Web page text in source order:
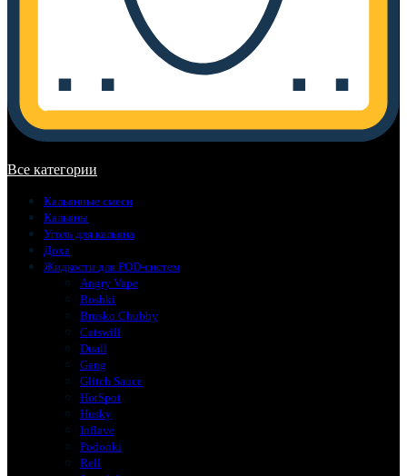
Все категории
Кальянные смеси
Кальяны
Уголь для кальяна
Доха
Жидкости для POD-систем
Angry Vape
Boshki
Brusko Chubby
Catswill
Duall
Gang
Glitch Sauce
HotSpot
Husky
Inflave
Podonki
Rell